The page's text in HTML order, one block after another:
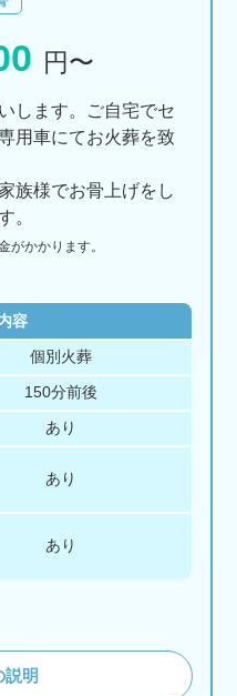
円〜
します。ご自宅でセ
用車にてお火葬を致
族様でお骨上げをし
。
がかかります。
容
個別火葬
150分前後
あり
あり
あり
説明